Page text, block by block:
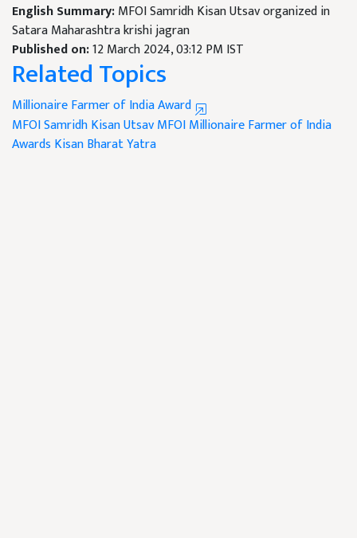
English Summary:MFOI Samridh Kisan Utsav organized in
Satara Maharashtra krishi jagran
Published on:12 March 2024, 03:12 PM IST
Related Topics
Millionaire Farmer of India Award
MFOI Samridh Kisan UtsavMFOIMillionaire Farmer of India
Awards Kisan Bharat Yatra